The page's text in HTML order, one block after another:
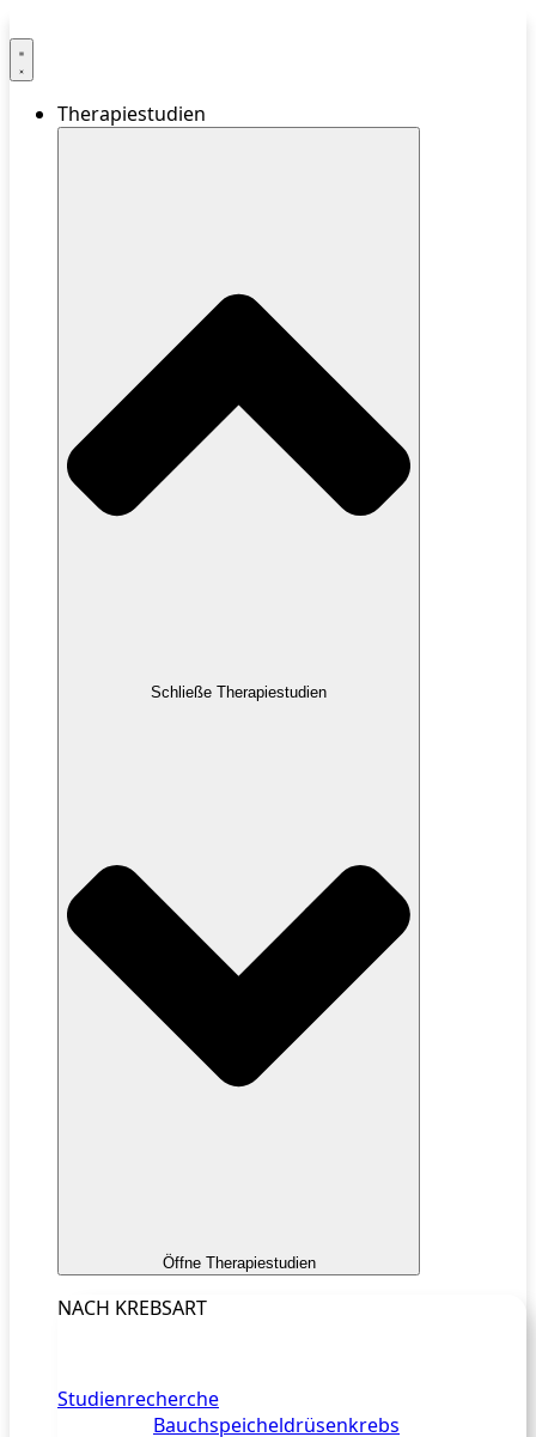
Therapiestudien
Schließe Therapiestudien
Öffne Therapiestudien
NACH KREBSART
Studienrecherche
Bauchspeicheldrüsenkrebs